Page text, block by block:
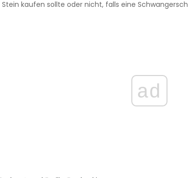
kaufen sollte oder nicht, falls eine
ad